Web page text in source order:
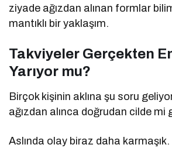
ziyade ağızdan alınan formlar
mantıklı bir yaklaşım.
Takviyeler Gerçekten
Yarıyor mu?
Birçok kişinin aklına şu soru
ağızdan alınca doğrudan cilde mi
Aslında olay biraz daha karmaşık.